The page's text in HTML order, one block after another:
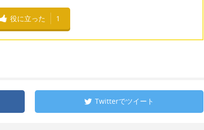
役に立った 1
Twitterでツイート